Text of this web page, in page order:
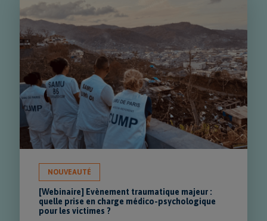
NOUVEAUTÉ
[Webinaire] Evènement traumatique majeur :
quelle prise en charge médico-psychologique
pour les victimes ?